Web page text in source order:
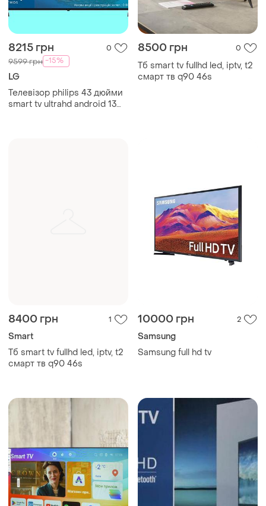
8215 грн 0
9599 грн -15%
LG
Телевізор philips 43 дюйми
smart tv ultrahd android 13
8500 грн 0
Тб smart tv fullhd led, iptv, t2
смарт тв q90 46s
8400 грн 1
Smart
Тб smart tv fullhd led, iptv, t2
смарт тв q90 46s
10000 грн 2
Samsung
Samsung full hd tv